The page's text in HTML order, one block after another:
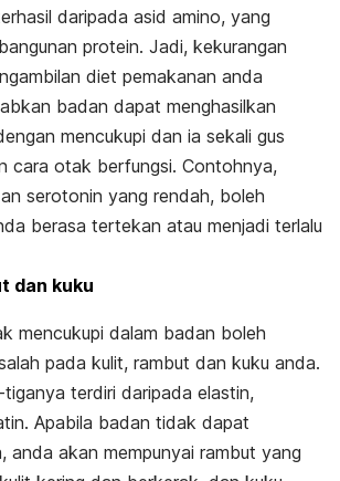
daripada asid amino, yang
protein. Jadi, kekurangan
diet pemakanan anda
badan dapat menghasilkan
mencukupi dan ia sekali gus
cara otak berfungsi. Contohnya,
serotonin yang rendah, boleh
berasa tertekan atau menjadi terlalu
dan kuku
mencukupi dalam badan boleh
pada kulit, rambut dan kuku anda.
terdiri daripada elastin,
Apabila badan tidak dapat
anda akan mempunyai rambut yang